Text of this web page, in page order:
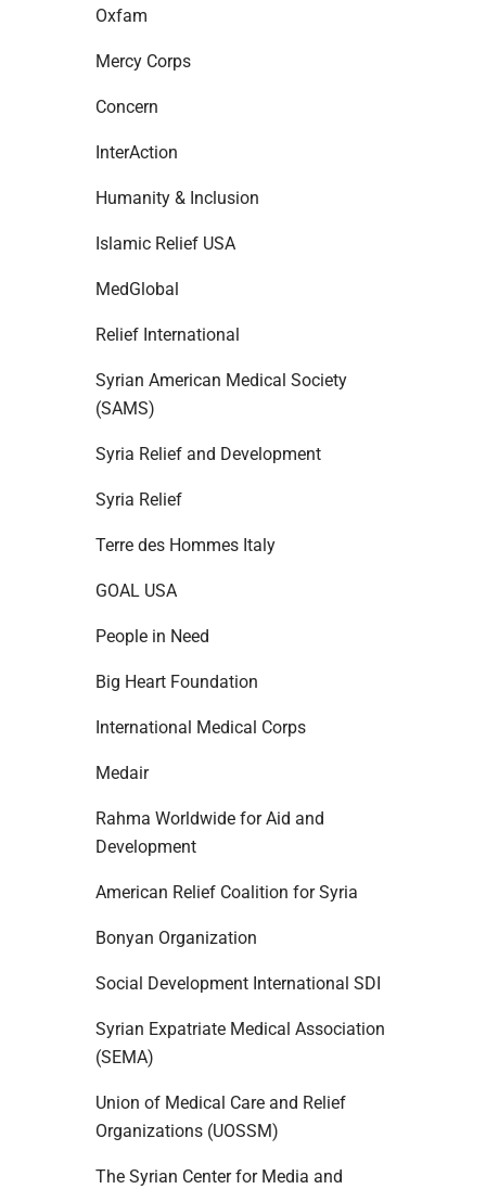
Oxfam
Mercy Corps
Concern
InterAction
Humanity & Inclusion
Islamic Relief USA
MedGlobal
Relief International
Syrian American Medical Society
(SAMS)
Syria Relief and Development
Syria Relief
Terre des Hommes Italy
GOAL USA
People in Need
Big Heart Foundation
International Medical Corps
Medair
Rahma Worldwide for Aid and
Development
American Relief Coalition for Syria
Bonyan Organization
Social Development International SDI
Syrian Expatriate Medical Association
(SEMA)
Union of Medical Care and Relief
Organizations (UOSSM)
The Syrian Center for Media and